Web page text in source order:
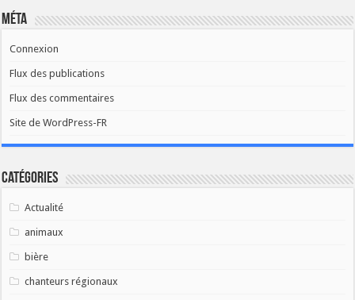
Méta
Connexion
Flux des publications
Flux des commentaires
Site de WordPress-FR
Catégories
Actualité
animaux
bière
chanteurs régionaux